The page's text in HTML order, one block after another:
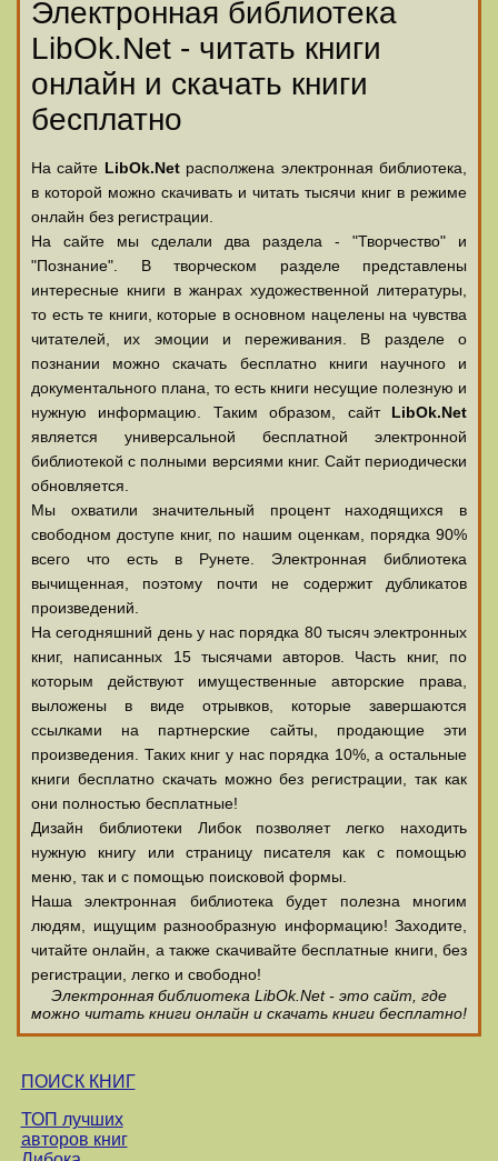
Электронная библиотека
LibOk.Net - читать книги
онлайн и скачать книги
бесплатно
На сайте LibOk.Netрасполжена электронная библиотека,
в которой можно скачивать и читать тысячи книг в режиме
онлайн без регистрации.
На сайте мы сделали два раздела - "Творчество" и
"Познание". В творческом разделе представлены
интересные книги в жанрах художественной литературы,
то есть те книги, которые в основном нацелены на чувства
читателей, их эмоции и переживания. В разделе о
познании можно скачать бесплатно книги научного и
документального плана, то есть книги несущие полезную и
нужную информацию. Таким образом, сайт LibOk.Net
является универсальной бесплатной электронной
библиотекой с полными версиями книг. Сайт периодически
обновляется.
Мы охватили значительный процент находящихся в
свободном доступе книг, по нашим оценкам, порядка 90%
всего что есть в Рунете. Электронная библиотека
вычищенная, поэтому почти не содержит дубликатов
произведений.
На сегодняшний день у нас порядка 80 тысяч электронных
книг, написанных 15 тысячами авторов. Часть книг, по
которым действуют имущественные авторские права,
выложены в виде отрывков, которые завершаются
ссылками на партнерские сайты, продающие эти
произведения. Таких книг у нас порядка 10%, а остальные
книги бесплатно скачать можно без регистрации, так как
они полностью бесплатные!
Дизайн библиотеки Либок позволяет легко находить
нужную книгу или страницу писателя как с помощью
меню, так и с помощью поисковой формы.
Наша электронная библиотека будет полезна многим
людям, ищущим разнообразную информацию! Заходите,
читайте онлайн, а также скачивайте бесплатные книги, без
регистрации, легко и свободно!
Электронная библиотека LibOk.Net - это сайт, где
можно читать книги онлайн и скачать книги бесплатно!
ПОИСК КНИГ
ТОП лучших
авторов книг